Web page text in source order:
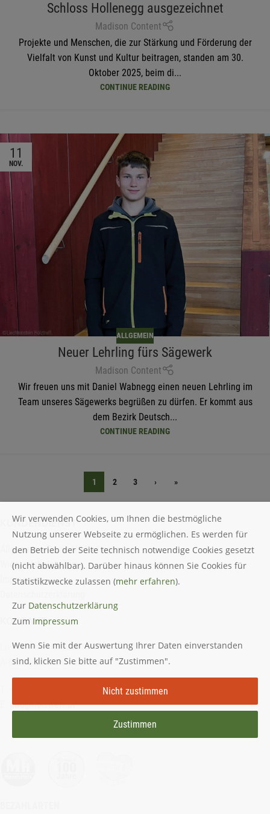
Schloss Hollenegg ausgezeichnet
Madison Content
Projekte und Menschen, die zur Stärkung und Förderung der
Vielfalt von Kunst und Kultur beitragen, standen am 30.
Oktober 2025, beim di...
CONTINUE READING
11
NOV.
ALLGEMEIN
Neuer Lehrling fürs Sägewerk
Madison Content
Wir freuen uns mit Daniel Wabnegg einen neuen Lehrling im
Team unseres Sägewerks begrüßen zu dürfen. Er kommt aus
dem Bezirk Deutsch...
CONTINUE READING
1 2 3 › »
KUNDENDIENST
Allgemeine Geschäftsbedingungen
Widerrufsbelehrung
Impressum
KONTAKT
Liechtensteinstraße 15
A-8530 Deutschlandsberg
info@holztreff.at
Wir verwenden Cookies, um Ihnen die bestmögliche
Nutzung unserer Webseite zu ermöglichen. Es werden für
den Betrieb der Seite technisch notwendige Cookies gesetzt
(nicht abwählbar). Darüber hinaus können Sie Cookies für
Statistikzwecke zulassen (mehr erfahren).
Zur Datenschutzerklärung
Zum Impressum
Wenn Sie mit der Auswertung Ihrer Daten einverstanden
sind, klicken Sie bitte auf "Zustimmen".
Nicht zustimmen
Zustimmen